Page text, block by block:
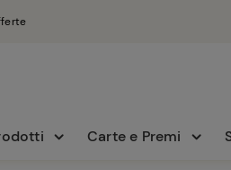
Carte e Premi